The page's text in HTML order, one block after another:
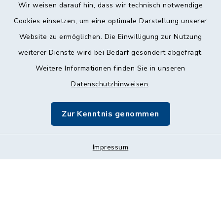
Wir weisen darauf hin, dass wir technisch notwendige
Cookies einsetzen, um eine optimale Darstellung unserer
Website zu ermöglichen. Die Einwilligung zur Nutzung
weiterer Dienste wird bei Bedarf gesondert abgefragt.
Weitere Informationen finden Sie in unseren
Datenschutzhinweisen.
Zur Kenntnis genommen
Impressum
Barrierefreiheit
Impressum
Sitemap